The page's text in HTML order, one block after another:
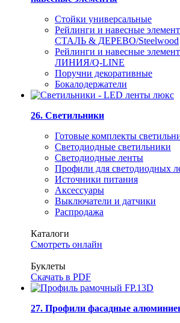
Стойки универсальные
Рейлинги и навесные
СТАЛЬ & ДЕРЕВО/Steelwood
Рейлинги и навесные
ЛИНИЯ/Q-LINE
Поручни декоративные
Бокалодержатели
26. Светильники
Готовые комплекты
Светодиодные светильники
Светодиодные ленты
Профили для светодиодных
Источники питания
Аксессуары
Выключатели и датчики
Распродажа
Каталоги
Смотреть онлайн
Буклеты
Скачать в PDF
27. Профили фасадные